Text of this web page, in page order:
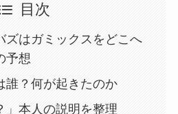
目次
ズはガミックスをどこへ
予想
誰？何が起きたのか
」本人の説明を整理